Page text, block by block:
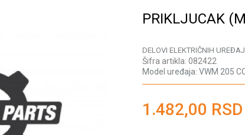
PRIKLJUCAK
DELOVI ELEKTRIČNIH
Šifra artikla: 082422
Model uređaja: VWM 205
1.482,00 RSD